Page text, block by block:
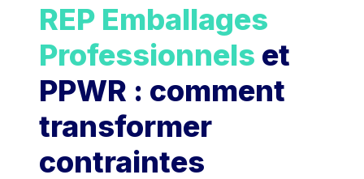
REP Emballages
Professionnels et
PPWR : comment
transformer
contraintes